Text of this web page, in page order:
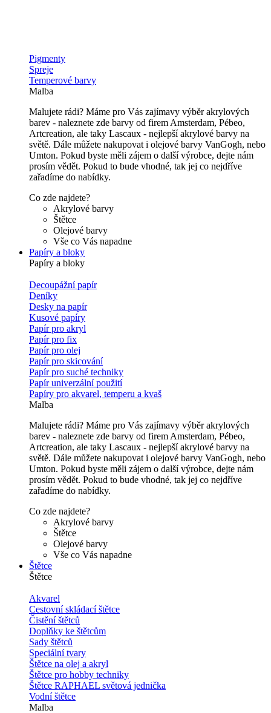
Pigmenty
Spreje
Temperové barvy
Malba
Malujete rádi? Máme pro Vás zajímavy výběr akrylových
barev - naleznete zde barvy od firem Amsterdam, Pébeo,
Artcreation, ale taky Lascaux - nejlepší akrylové barvy na
světě. Dále můžete nakupovat i olejové barvy VanGogh, nebo
Umton. Pokud byste měli zájem o další výrobce, dejte nám
prosím vědět. Pokud to bude vhodné, tak jej co nejdříve
zařadíme do nabídky.
Co zde najdete?
Akrylové barvy
Štětce
Olejové barvy
Vše co Vás napadne
Papíry a bloky
Papíry a bloky
Decoupážní papír
Deníky
Desky na papír
Kusové papíry
Papír pro akryl
Papír pro fix
Papír pro olej
Papír pro skicování
Papír pro suché techniky
Papír univerzální použití
Papíry pro akvarel, temperu a kvaš
Malba
Malujete rádi? Máme pro Vás zajímavy výběr akrylových
barev - naleznete zde barvy od firem Amsterdam, Pébeo,
Artcreation, ale taky Lascaux - nejlepší akrylové barvy na
světě. Dále můžete nakupovat i olejové barvy VanGogh, nebo
Umton. Pokud byste měli zájem o další výrobce, dejte nám
prosím vědět. Pokud to bude vhodné, tak jej co nejdříve
zařadíme do nabídky.
Co zde najdete?
Akrylové barvy
Štětce
Olejové barvy
Vše co Vás napadne
Štětce
Štětce
Akvarel
Cestovní skládací štětce
Čistění štětců
Doplňky ke štětcům
Sady štětců
Speciální tvary
Štětce na olej a akryl
Štětce pro hobby techniky
Štětce RAPHAEL světová jednička
Vodní štětce
Malba